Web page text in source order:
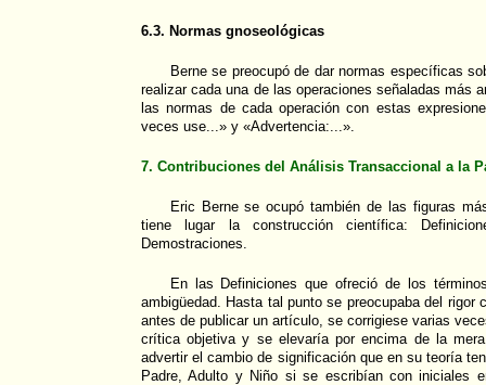
6.3. Normas gnoseológicas
Berne se preocupó de dar normas específicas
realizar cada una de las operaciones señaladas más
las normas de cada operación con estas
veces use...» y «Advertencia:...».
7. Contribuciones del Análisis Transaccional a la
Eric Berne se ocupó también de las figuras
tiene lugar la construcción científica:
Demostraciones.
En las Definiciones que ofreció de los
ambigüedad. Hasta tal punto se preocupaba del rigor
antes de publicar un artículo, se corrigiese varias
crítica objetiva y se elevaría por encima de la
advertir el cambio de significación que en su teoría
Padre, Adulto y Niño si se escribían con iniciales